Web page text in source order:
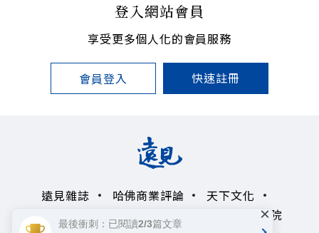
登入網站會員
享受更多個人化的會員服務
會員登入 快速註冊
遠見雜誌 哈佛商業評論
天下文化
未來親子學習平台
領導影響力學院
最後衝刺：已閱讀2/3篇文章 ×